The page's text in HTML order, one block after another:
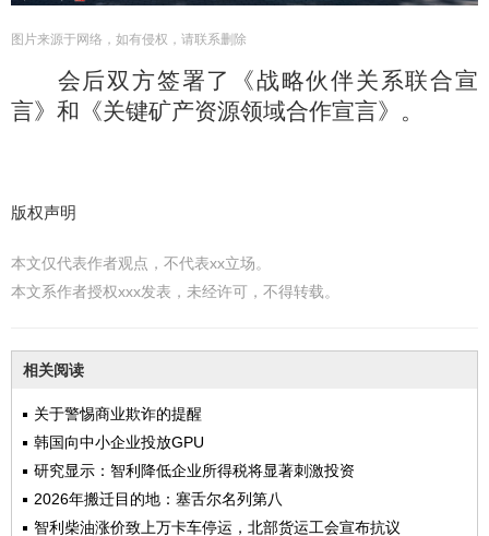
图片来源于网络，如有侵权，请联系删除
会后双方签署了《战略伙伴关系联合宣
言》和《关键矿产资源领域合作宣言》。
版权声明
本文仅代表作者观点，不代表xx立场。
本文系作者授权xxx发表，未经许可，不得转载。
相关阅读
关于警惕商业欺诈的提醒
韩国向中小企业投放GPU
研究显示：智利降低企业所得税将显著刺激投资
2026年搬迁目的地：塞舌尔名列第八
智利柴油涨价致上万卡车停运，北部货运工会宣布抗议